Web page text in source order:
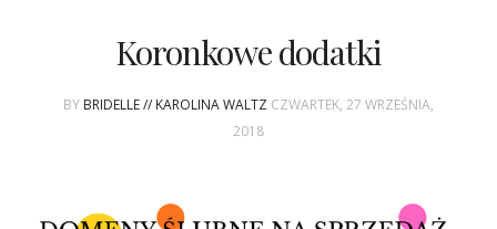
Koronkowe dodatki
BY BRIDELLE // KAROLINA WALTZ CZWARTEK, 27 WRZEŚNIA,
2018